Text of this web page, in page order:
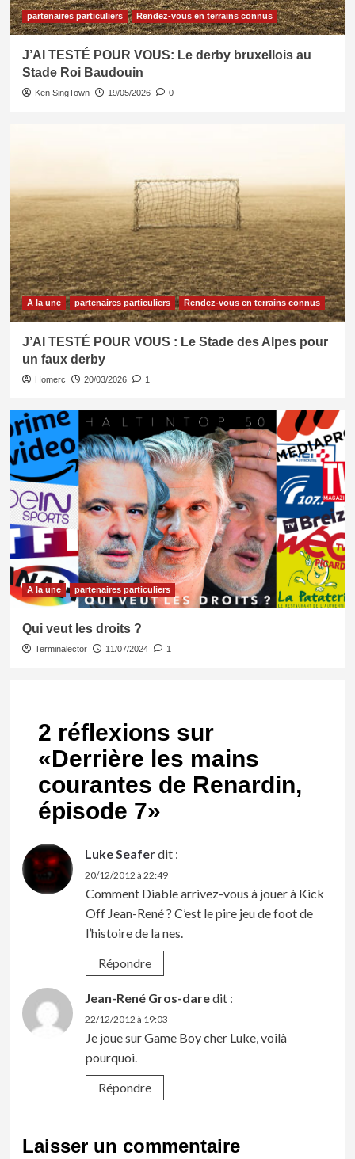
partenaires particuliers Rendez-vous en terrains connus
J’AI TESTÉ POUR VOUS: Le derby bruxellois au
Stade Roi Baudouin
Ken SingTown 19/05/2026 0
A la une partenaires particuliers Rendez-vous en terrains connus
J’AI TESTÉ POUR VOUS : Le Stade des Alpes pour
un faux derby
Homerc 20/03/2026 1
A la une partenaires particuliers
Qui veut les droits ?
Terminalector 11/07/2024 1
2 réflexions sur
«Derrière les mains
courantes de Renardin,
épisode 7»
Luke Seaferdit :
20/12/2012 à 22:49
Comment Diable arrivez-vous à jouer à Kick
Off Jean-René ? C’est le pire jeu de foot de
l’histoire de la nes.
Répondre
Jean-René Gros-daredit :
22/12/2012 à 19:03
Je joue sur Game Boy cher Luke, voilà
pourquoi.
Répondre
Laisser un commentaire